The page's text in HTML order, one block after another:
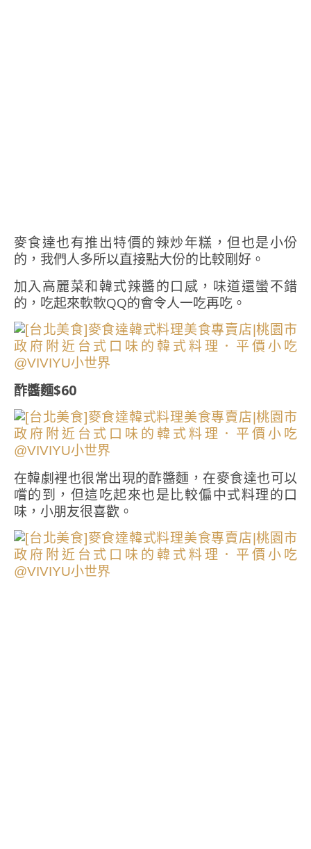
麥食達也有推出特價的辣炒年糕，但也是小份
的，我們人多所以直接點大份的比較剛好。
加入高麗菜和韓式辣醬的口感，味道還蠻不錯
的，吃起來軟軟QQ的會令人一吃再吃。
酢醬麵$60
在韓劇裡也很常出現的酢醬麵，在麥食達也可以
嚐的到，但這吃起來也是比較偏中式料理的口
味，小朋友很喜歡。